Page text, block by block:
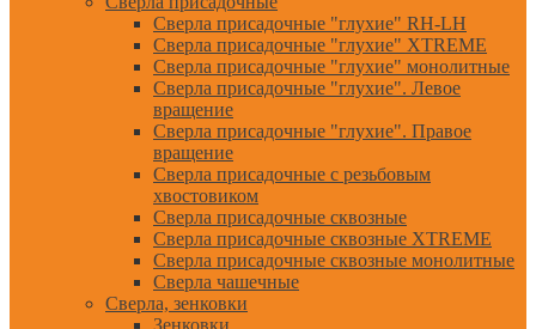
Сверла присадочные "глухие" RH-LH
Сверла присадочные "глухие" XTREME
Сверла присадочные "глухие" монолитные
Сверла присадочные "глухие". Левое
вращение
Сверла присадочные "глухие". Правое
вращение
Сверла присадочные с резьбовым
хвостовиком
Сверла присадочные сквозные
Сверла присадочные сквозные XTREME
Сверла присадочные сквозные монолитные
Сверла чашечные
Сверла, зенковки
Зенковки